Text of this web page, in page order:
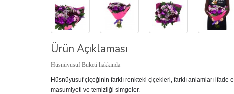
Ürün Açıklaması
Hüsnüyusuf Buketi hakkında
Hüsnüyusuf çiçeğinin farklı renkteki çiçekleri, farklı anlamları ifade
masumiyeti ve temizliği simgeler.